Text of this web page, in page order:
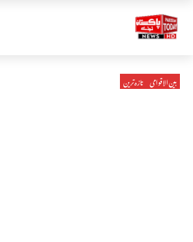
بین الاقوامی تازہ ترین